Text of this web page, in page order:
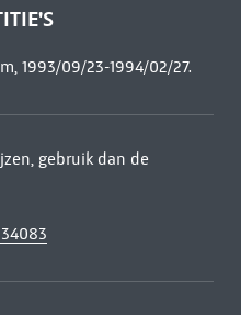
1993/09/23-1994/02/27.
gebruik dan de